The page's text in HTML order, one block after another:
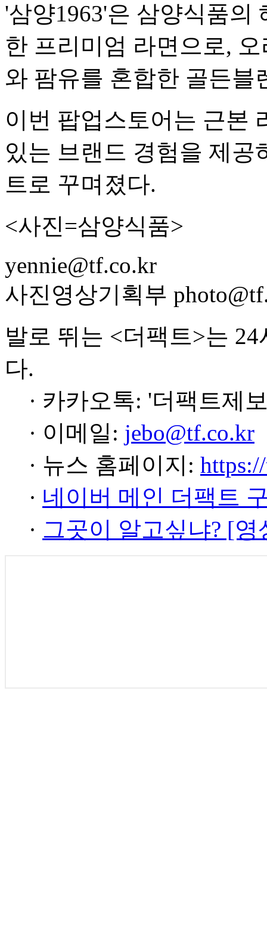
'삼양1963'은 삼양식품의
한 프리미엄 라면으로,
와 팜유를 혼합한 골든블
이번 팝업스토어는 근본
있는 브랜드 경험을 제공
트로 꾸며졌다.
<사진=삼양식품>
yennie@tf.co.kr
사진영상기획부
발로 뛰는 <더팩트>는
다.
· 카카오톡: '더팩트제
· 이메일: jebo@tf.co.kr
· 뉴스 홈페이지:
· 네이버 메인 더팩트
· 그곳이 알고싶냐? [